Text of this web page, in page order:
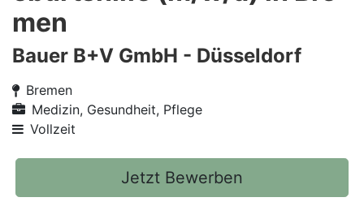
men
Bauer B+V GmbH - Düsseldorf
Bremen
Medizin, Gesundheit, Pflege
Vollzeit
Jetzt Bewerben